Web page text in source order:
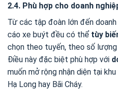
2.4. Phù hợp cho doanh
Từ các tập đoàn lớn đến doanh
cáo xe buýt đều có thể tùy
chọn theo tuyến, theo số
Điều này đặc biệt phù hợp với
muốn mở rộng nhận diện tại
Hạ Long hay Bãi Cháy.